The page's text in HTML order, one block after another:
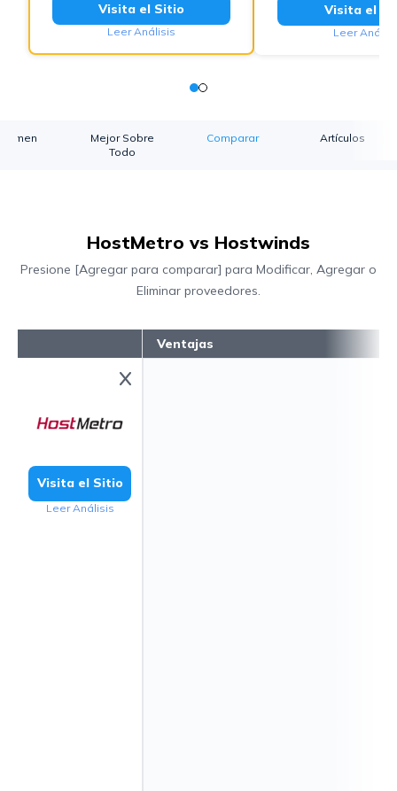
Visita el Sitio
Leer Análisis
Visita el
Leer
Mejor Sobre
Todo
Comparar Artículos
HostMetro vs Hostwinds
Presione [Agregar para comparar] para Modificar, Agregar o
Eliminar proveedores.
Visita el Sitio
Leer Análisis
Ventajas